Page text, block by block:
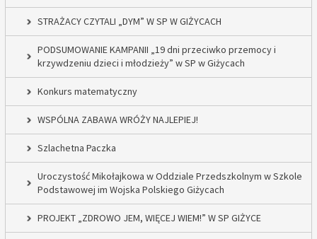
STRAŻACY CZYTALI „DYM” W SP W GIŻYCACH
PODSUMOWANIE KAMPANII „19 dni przeciwko przemocy i
krzywdzeniu dzieci i młodzieży” w SP w Giżycach
Konkurs matematyczny
WSPÓLNA ZABAWA WRÓŻY NAJLEPIEJ!
Szlachetna Paczka
Uroczystość Mikołajkowa w Oddziale Przedszkolnym w Szkole
Podstawowej im Wojska Polskiego Giżycach
PROJEKT „ZDROWO JEM, WIĘCEJ WIEM!” W SP GIŻYCE